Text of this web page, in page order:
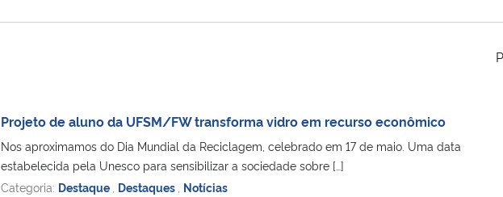
Projeto de aluno da UFSM/FW transforma vidro em recurso econômico
Nos aproximamos do Dia Mundial da Reciclagem, celebrado em 17 de maio. Uma data
estabelecida pela Unesco para sensibilizar a sociedade sobre […]
Categoria: Destaque Destaques Notícias